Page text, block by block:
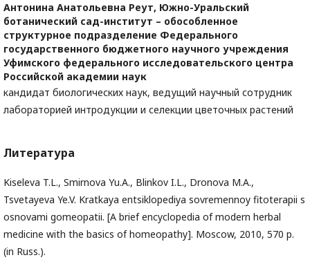
Антонина Анатольевна Реут, Южно-Уральский
ботанический сад-институт – обособленное
структурное подразделение Федерального
государственного бюджетного научного учреждения
Уфимского федерального исследовательского центра
Российской академии наук
кандидат биологических наук, ведущий научный сотрудник
лабораторией интродукции и селекции цветочных растений
Литература
Kiseleva T.L., Smirnova Yu.A., Blinkov I.L., Dronova M.A.,
Tsvetayeva Ye.V. Kratkaya entsiklopediya sovremennoy fitoterapii s
osnovami gomeopatii. [A brief encyclopedia of modern herbal
medicine with the basics of homeopathy]. Moscow, 2010, 570 p.
(in Russ.).